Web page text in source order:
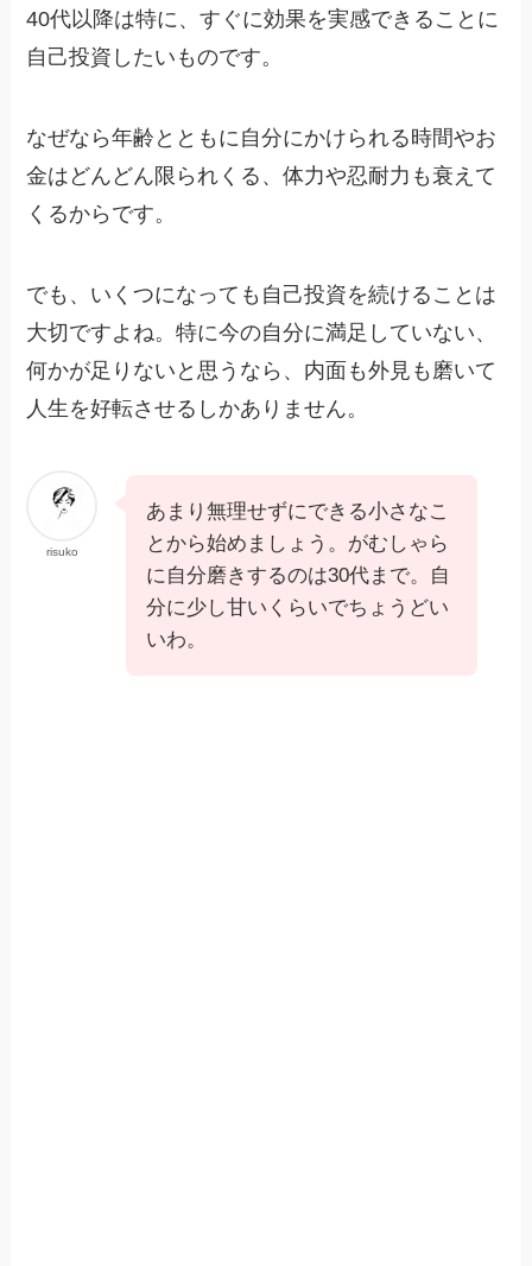
40代以降は特に、すぐに効果を実感できることに
自己投資したいものです。
なぜなら年齢とともに自分にかけられる時間やお
金はどんどん限られくる、体力や忍耐力も衰えて
くるからです。
でも、いくつになっても自己投資を続けることは
大切ですよね。特に今の自分に満足していない、
何かが足りないと思うなら、内面も外見も磨いて
人生を好転させるしかありません。
risuko
あまり無理せずにできる小さなこ
とから始めましょう。がむしゃら
に自分磨きするのは30代まで。自
分に少し甘いくらいでちょうどい
いわ。